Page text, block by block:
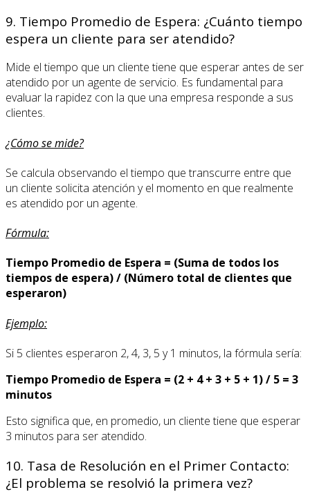
9. Tiempo Promedio de Espera: ¿Cuánto tiempo
espera un cliente para ser atendido?
Mide el tiempo que un cliente tiene que esperar antes de ser
atendido por un agente de servicio. Es fundamental para
evaluar la rapidez con la que una empresa responde a sus
clientes.
¿Cómo se mide?
Se calcula observando el tiempo que transcurre entre que
un cliente solicita atención y el momento en que realmente
es atendido por un agente.
Fórmula:
Tiempo Promedio de Espera = (Suma de todos los
tiempos de espera) / (Número total de clientes que
esperaron)
Ejemplo:
Si 5 clientes esperaron 2, 4, 3, 5 y 1 minutos, la fórmula sería:
Tiempo Promedio de Espera = (2 + 4 + 3 + 5 + 1) / 5 = 3
minutos
Esto significa que, en promedio, un cliente tiene que esperar
3 minutos para ser atendido.
10. Tasa de Resolución en el Primer Contacto:
¿El problema se resolvió la primera vez?